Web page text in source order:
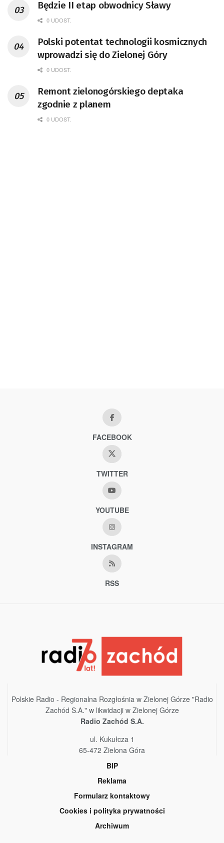
Będzie II etap obwodnicy Sławy
0 UDOST.
Polski potentat technologii kosmicznych
wprowadzi się do Zielonej Góry
0 UDOST.
Remont zielonogórskiego deptaka
zgodnie z planem
0 UDOST.
FACEBOOK
TWITTER
YOUTUBE
INSTAGRAM
RSS
Polskie Radio - Regionalna Rozgłośnia w Zielonej Górze "Radio
Zachód S.A." w likwidacji w Zielonej Górze
Radio Zachód S.A.
ul. Kukułcza 1
65-472 Zielona Góra
BIP
Reklama
Formularz kontaktowy
Cookies i polityka prywatności
Archiwum